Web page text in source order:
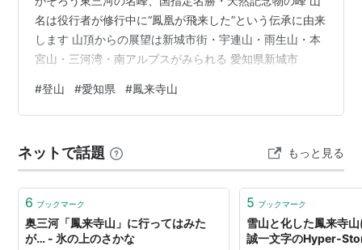
名は役行者が修行中に“鳳凰が飛来した”という伝承に由来
します 山頂からの展望は新城市街・宇連山・雨生山・本
宮山・三河湾・南アルプスがみられる 愛知県新城市
#登山 #愛知県 #鳳来寺山
ネットで話題 もっと見る
6 ブックマーク
奥三河「鳳来寺山」に行ってはみた
が… - 氷の上のさかな
5 ブックマーク
雪山と化した鳳来寺
誠一文字の